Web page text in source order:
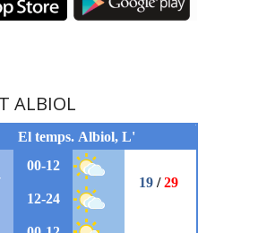
ALBIOL